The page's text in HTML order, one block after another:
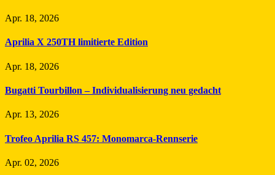
Apr. 18, 2026
Aprilia X 250TH limitierte Edition
Apr. 18, 2026
Bugatti Tourbillon – Individualisierung neu gedacht
Apr. 13, 2026
Trofeo Aprilia RS 457: Monomarca-Rennserie
Apr. 02, 2026